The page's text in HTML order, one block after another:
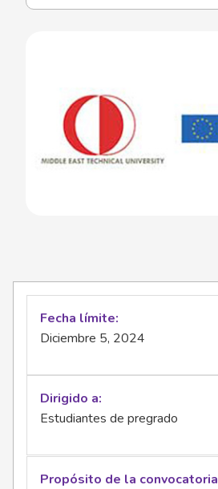
Fecha límite
Diciembre 5, 2024
Dirigido a
Estudiantes de pregrado
Propósito de la convocatoria